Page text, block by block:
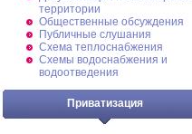
территории
Общественные обсуждения
Публичные слушания
Схема теплоснабжения
Схемы водоснабжения и
водоотведения
Приватизация